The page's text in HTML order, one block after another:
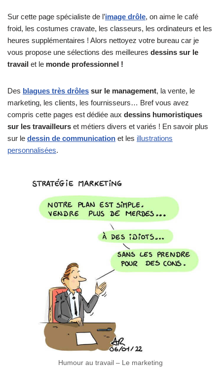
Sur cette page spécialiste de l’image drôle, on aime le café
froid, les costumes cravate, les classeurs, les ordinateurs et les
heures supplémentaires ! Alors nettoyez votre bureau car je
vous propose une sélections des meilleures dessins sur le
travail et le monde professionnel !
Des blagues très drôles sur le management, la vente, le
marketing, les clients, les fournisseurs… Bref vous avez
compris cette pages est dédiée aux dessins humoristiques
sur les travailleurs et métiers divers et variés ! En savoir plus
sur le dessin de communication et les illustrations
personnalisées.
Humour au travail – Le marketing